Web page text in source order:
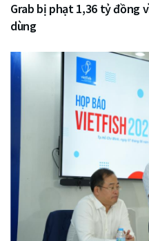
Grab bị phạt 1,36 tỷ đồng
dùng